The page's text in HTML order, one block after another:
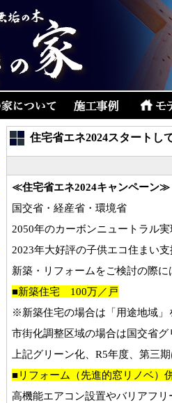
住宅省エネ2024スタートし
≪住宅省エネ2024キャンペーン≫
国交省・経産省・環境省
2050年のカーボンニュートラル
2023年大好評の子供エコ住まい
新築・リフォームをご検討の際
■新築住宅 100万／戸
※新築住宅の場合は「用途地域」
市街化調整区域の場合は国交省
上記グリーン化、R5年度、第三
■リフォーム（先進的窓リノベ）
高機能エアコン設置やバリアフ